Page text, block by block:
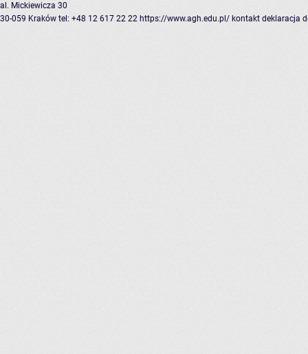
al. Mickiewicza 30
30-059 Kraków tel: +48 12 617 22 22 https://www.agh.edu.pl/ kontakt deklaracja